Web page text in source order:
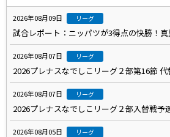
2026年08月09日 リーグ
試合レポート：ニッパツが3得点の快勝！真
2026年08月07日 リーグ
2026プレナスなでしこリーグ２部第16節
2026年08月07日 リーグ
2026プレナスなでしこリーグ２部入替戦予
2026年08月05日 リーグ